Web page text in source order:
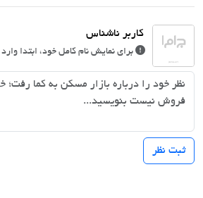
برای نمایش نام کامل خود، ابتدا وارد